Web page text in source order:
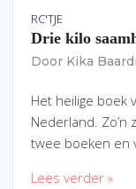
RC'TJE
Drie kilo
Door Kika
Het heilige boek
Nederland. Zo’n
twee boeken en
Lees verder »